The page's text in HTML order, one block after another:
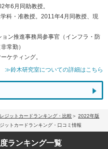
年6月同助教授。
科・准教授。2011年4月同教授、現
ン推進事務局参事官（インフラ・防
常勤）
ケティング。
≫鈴木研究室についての詳細はこちら
ジットカードランキング・比較
2022年版
ットカードランキング・口コミ情報
ランキング一覧